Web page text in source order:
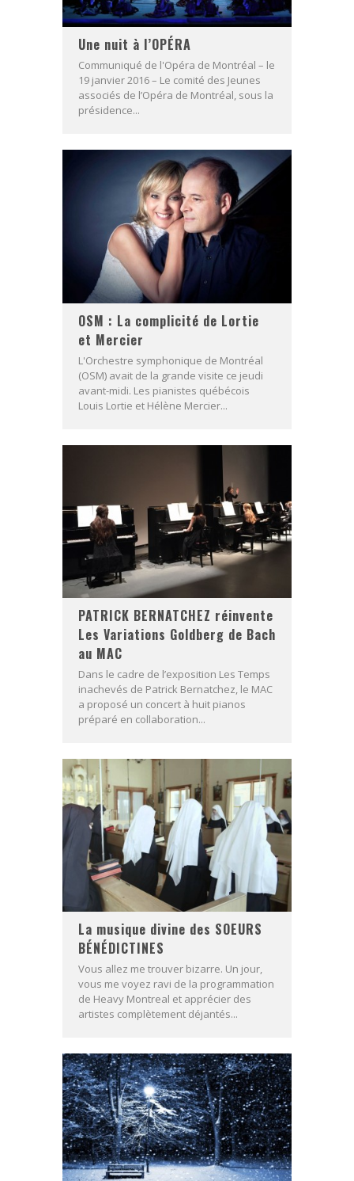
Une nuit à l’OPÉRA
Communiqué de l'Opéra de Montréal – le
19 janvier 2016 – Le comité des Jeunes
associés de l’Opéra de Montréal, sous la
présidence...
OSM : La complicité de Lortie
et Mercier
L'Orchestre symphonique de Montréal
(OSM) avait de la grande visite ce jeudi
avant-midi. Les pianistes québécois
Louis Lortie et Hélène Mercier...
PATRICK BERNATCHEZ réinvente
Les Variations Goldberg de Bach
au MAC
Dans le cadre de l’exposition Les Temps
inachevés de Patrick Bernatchez, le MAC
a proposé un concert à huit pianos
préparé en collaboration...
La musique divine des SOEURS
BÉNÉDICTINES
Vous allez me trouver bizarre. Un jour,
vous me voyez ravi de la programmation
de Heavy Montreal et apprécier des
artistes complètement déjantés...